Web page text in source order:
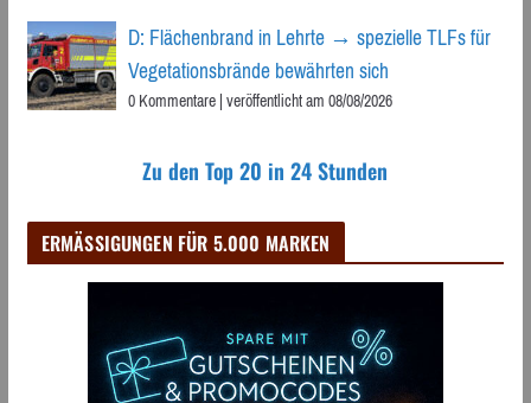
D: Flächenbrand in Lehrte → spezielle TLFs für
Vegetationsbrände bewährten sich
0 Kommentare|veröffentlicht am 08/08/2026
Zu den Top 20 in 24 Stunden
ERMÄSSIGUNGEN FÜR 5.000 MARKEN